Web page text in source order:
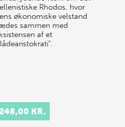
Rhodos, hvor
økonomiske velstand
sammen med
af et
248,00 KR.